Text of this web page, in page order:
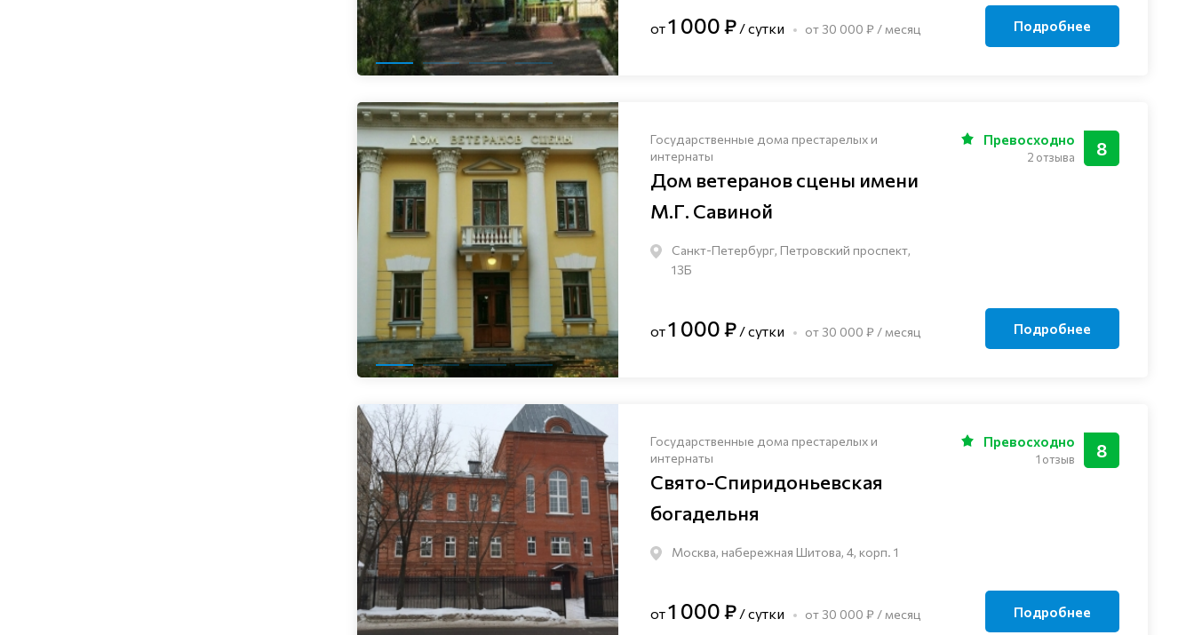
от1 000 ₽ / сутки от 30 000 ₽ / месяц Подробнее
Государственные дома престарелых и
интернаты
Дом ветеранов сцены имени
М.Г. Савиной
Санкт-Петербург, Петровский проспект,
13Б
8
Превосходно
2 отзыва
от1 000 ₽ / сутки от 30 000 ₽ / месяц Подробнее
Государственные дома престарелых и
интернаты
Свято-Спиридоньевская
богадельня
Москва, набережная Шитова, 4, корп. 1
8
Превосходно
1 отзыв
от1 000 ₽ / сутки от 30 000 ₽ / месяц Подробнее